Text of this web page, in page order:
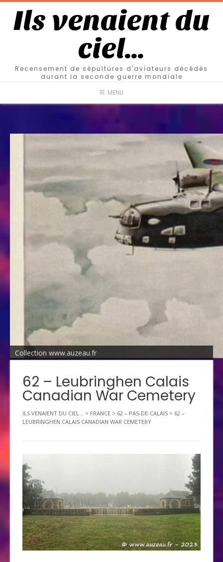
Ils venaient du
ciel…
Recensement de sépultures d'aviateurs décédés
durant la seconde guerre mondiale
MENU
Collection www.auzeau.fr
62 – Leubringhen Calais
Canadian War Cemetery
ILS VENAIENT DU CIEL... > FRANCE > 62 – PAS-DE-CALAIS > 62 –
LEUBRINGHEN CALAIS CANADIAN WAR CEMETERY